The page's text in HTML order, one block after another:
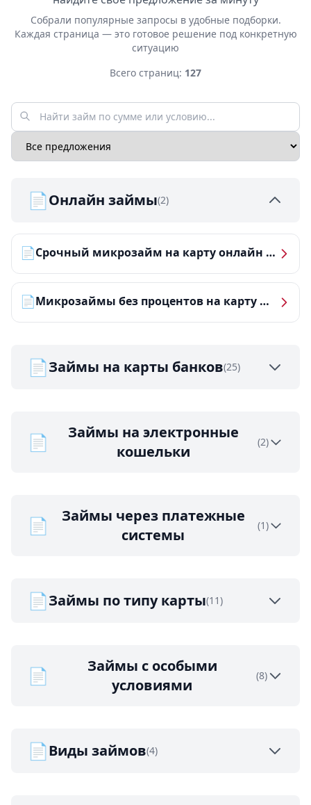
Собрали популярные запросы в удобные подборки.
Каждая страница — это готовое решение под конкретную
ситуацию
Всего страниц: 127
📄Онлайн займы(2)
📄 Срочный микрозайм на карту онлайн — получить деньги за 5 минут
📄 Микрозаймы без процентов на карту — ТОП-10 за 2026 год
📄Займы на карты банков(25)
📄
Займы на электронные
кошельки
(2)
📄
Займы через платежные
системы
(1)
📄Займы по типу карты(11)
📄
Займы с особыми
условиями
(8)
📄Виды займов(4)